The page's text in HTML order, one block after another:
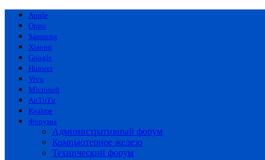
Apple
Oppo
Samsung
Xiaomi
Google
Huawei
Vivo
Microsoft
AnTuTu
Realme
Форумы
Административный форум
Компьютерное железо
Технический форум